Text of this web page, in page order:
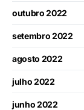
outubro 2022
setembro 2022
agosto 2022
julho 2022
junho 2022